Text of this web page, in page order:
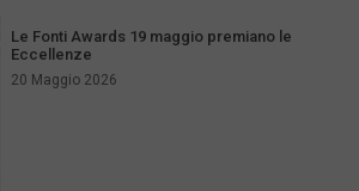
Le Fonti Awards 19 maggio premiano le
Eccellenze
20 Maggio 2026